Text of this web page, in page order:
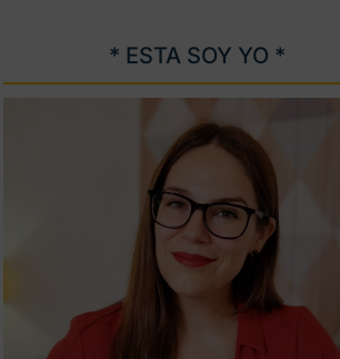
* ESTA SOY YO *